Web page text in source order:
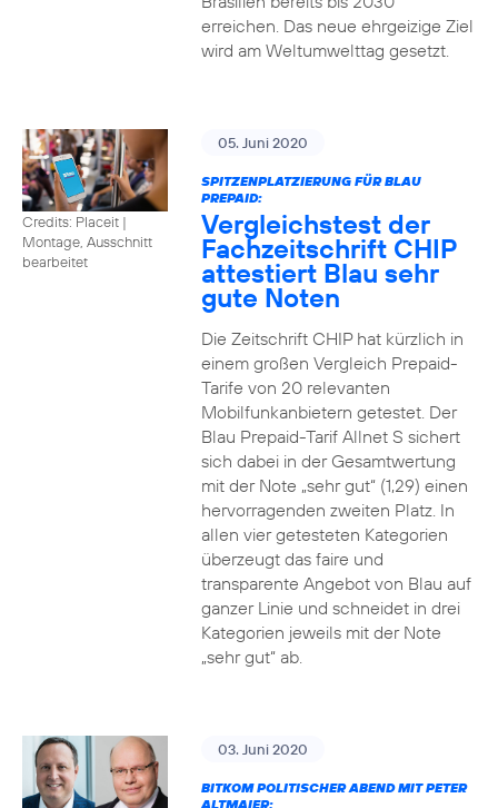
erreichen. Das neue ehrgeizige Ziel
wird am Weltumwelttag gesetzt.
Credits: Placeit |
Montage, Ausschnitt
bearbeitet
05. Juni 2020
SPITZENPLATZIERUNG FÜR BLAU
PREPAID:
Vergleichstest der
Fachzeitschrift CHIP
attestiert Blau sehr
gute Noten
Die Zeitschrift CHIP hat kürzlich in
einem großen Vergleich Prepaid-
Tarife von 20 relevanten
Mobilfunkanbietern getestet. Der
Blau Prepaid-Tarif Allnet S sichert
sich dabei in der Gesamtwertung
mit der Note „sehr gut“ (1,29) einen
hervorragenden zweiten Platz. In
allen vier getesteten Kategorien
überzeugt das faire und
transparente Angebot von Blau auf
ganzer Linie und schneidet in drei
Kategorien jeweils mit der Note
„sehr gut“ ab.
03. Juni 2020
BITKOM POLITISCHER ABEND MIT PETER
ALTMAIER: